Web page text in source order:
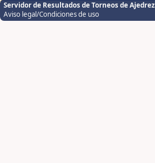
Servidor de Resultados de Torneos de Ajedrez
Aviso legal/Condiciones de uso